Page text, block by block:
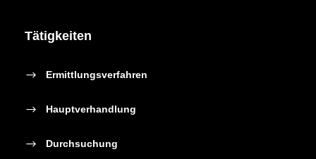
Tätigkeiten
Ermittlungsverfahren
Hauptverhandlung
Durchsuchung